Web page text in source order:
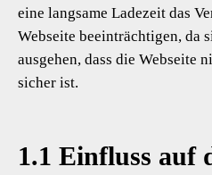
eine langsame Ladezeit das
Webseite beeinträchtigen, da
ausgehen, dass die Webseite
sicher ist.
1.1 Einfluss auf